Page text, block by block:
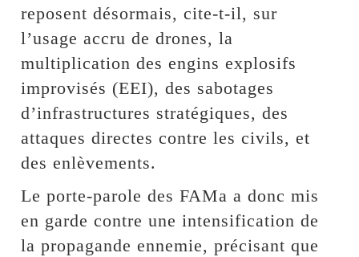
reposent désormais, cite-t-il, sur
l’usage accru de drones, la
multiplication des engins explosifs
improvisés (EEI), des sabotages
d’infrastructures stratégiques, des
attaques directes contre les civils, et
des enlèvements.
Le porte-parole des FAMa a donc mis
en garde contre une intensification de
la propagande ennemie, précisant que